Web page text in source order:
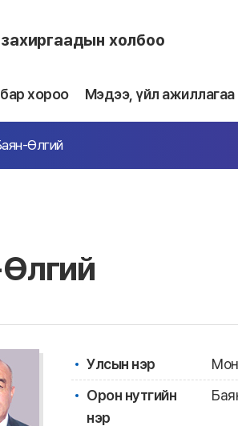
холбоо
хороо Мэдээ, үйл ажиллагаа
Өлгий
Улсын нэр
Орон нутгийн
нэр